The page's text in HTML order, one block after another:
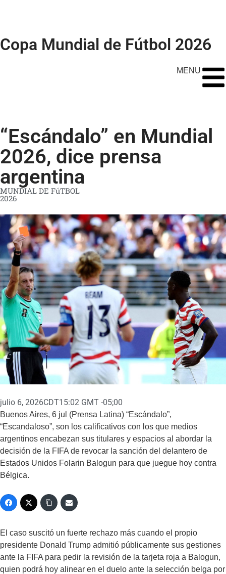
Copa Mundial de Fútbol 2026
MENU
“Escándalo” en Mundial
2026, dice prensa
argentina
MUNDIAL DE FúTBOL
2026
julio 6, 2026CDT15:02 GMT -05;00
Buenos Aires, 6 jul (Prensa Latina) “Escándalo”,
“Escandaloso”, son los calificativos con los que medios
argentinos encabezan sus titulares y espacios al abordar la
decisión de la FIFA de revocar la sanción del delantero de
Estados Unidos Folarin Balogun para que juegue hoy contra
Bélgica.
El caso suscitó un fuerte rechazo más cuando el propio
presidente Donald Trump admitió públicamente sus gestiones
ante la FIFA para pedir la revisión de la tarjeta roja a Balogun,
quien podrá hoy alinear en el duelo ante la selección belga por